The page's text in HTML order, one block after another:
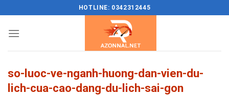
content
HOTLINE: 0342312445
so-luoc-ve-nganh-huong-dan-vien-du-
lich-cua-cao-dang-du-lich-sai-gon